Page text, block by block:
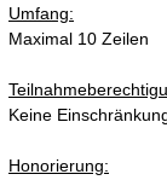
Umfang:
Maximal 10 Zeilen
Keine
Honorierung: